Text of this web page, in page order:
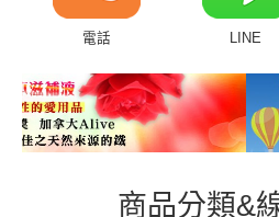
商品分類&線上購買
常見問題
客戶付費回傳
電話 LINE
商品分類&